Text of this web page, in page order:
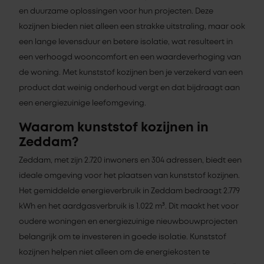
en duurzame oplossingen voor hun projecten. Deze
kozijnen bieden niet alleen een strakke uitstraling, maar ook
een lange levensduur en betere isolatie, wat resulteert in
een verhoogd wooncomfort en een waardeverhoging van
de woning. Met kunststof kozijnen ben je verzekerd van een
product dat weinig onderhoud vergt en dat bijdraagt aan
een energiezuinige leefomgeving.
Waarom kunststof kozijnen in
Zeddam?
Zeddam, met zijn 2.720 inwoners en 304 adressen, biedt een
ideale omgeving voor het plaatsen van kunststof kozijnen.
Het gemiddelde energieverbruik in Zeddam bedraagt 2.779
kWh en het aardgasverbruik is 1.022 m³. Dit maakt het voor
oudere woningen en energiezuinige nieuwbouwprojecten
belangrijk om te investeren in goede isolatie. Kunststof
kozijnen helpen niet alleen om de energiekosten te